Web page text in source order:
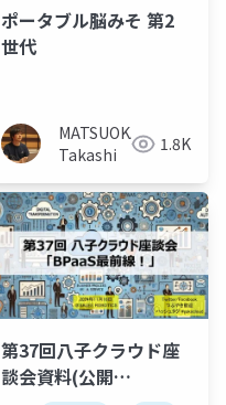
ポータブル脳みそ 第2
世代
MATSUOKA
Takashi
1.8K
第37回八子クラウド座
談会資料(公開